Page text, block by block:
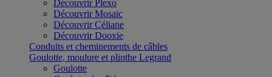
Découvrir Plexo
Découvrir Mosaic
Découvrir Céliane
Découvrir Dooxie
Conduits et cheminements de câbles
Goulotte, moulure et plinthe Legrand
Goulotte